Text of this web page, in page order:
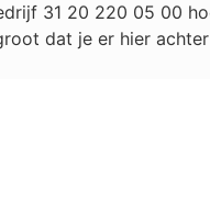
31 20 220 05 00
dat je er hier